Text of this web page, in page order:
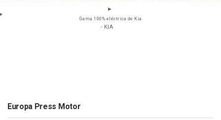
Gama 100% eléctrica de Kia
- KIA
Europa Press Motor